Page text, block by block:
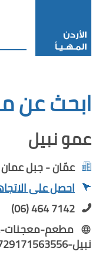
ابحث عن
عمو نبيل
عمّان - جبل عمان
احصل على
(06) 464 7142
نبيل-1518729171563556